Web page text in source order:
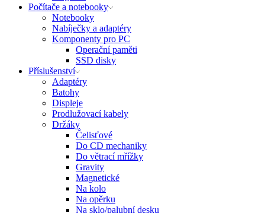
Počítače a notebooky
Notebooky
Nabíječky a adaptéry
Komponenty pro PC
Operační paměti
SSD disky
Příslušenství
Adaptéry
Batohy
Displeje
Prodlužovací kabely
Držáky
Čelisťové
Do CD mechaniky
Do větrací mřížky
Gravity
Magnetické
Na kolo
Na opěrku
Na sklo/palubní desku